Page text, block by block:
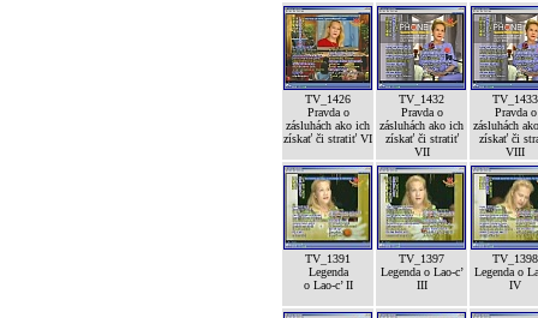
TV_1426
Pravda o
zásluhách ako ich
získať či stratiť VI
TV_1432
Pravda o
zásluhách ako ich
získať či stratiť
VII
TV_1433
Pravda o
zásluhách
získať či
VIII
TV_1391
Legenda
o Lao-c’ II
TV_1397
Legenda o Lao-c’
III
TV_1398
Legenda o
IV